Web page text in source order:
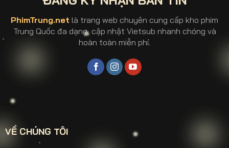
PhimTrung.net là trang web chuyên cung cấp kho phim
Trung Quốc đa dạng, cập nhật Vietsub nhanh chóng và
hoàn toàn miễn phí.
VỀ CHÚNG TÔI